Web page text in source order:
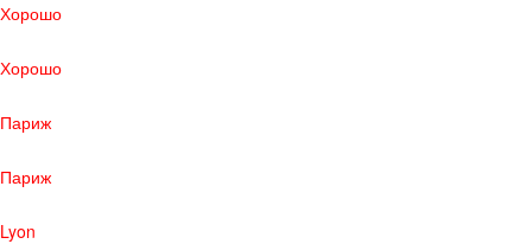
Хорошо
Хорошо
Париж
Париж
Lyon